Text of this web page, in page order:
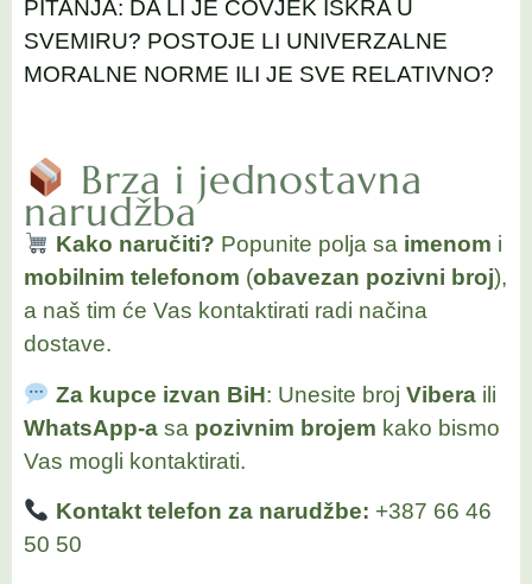
PITANJA: DA LI JE ČOVJEK ISKRA U
SVEMIRU? POSTOJE LI UNIVERZALNE
MORALNE NORME ILI JE SVE RELATIVNO?
Brza i jednostavna
narudžba
Kako naručiti? Popunite polja sa imenom i
mobilnim telefonom (obavezan pozivni broj),
a naš tim će Vas kontaktirati radi načina
dostave.
Za kupce izvan BiH: Unesite broj Viberaili
WhatsApp-a sa pozivnim brojem kako bismo
Vas mogli kontaktirati.
Kontakt telefon za narudžbe: +387 66 46
50 50